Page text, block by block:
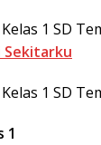
1 SD
Sekitarku
1 SD
1